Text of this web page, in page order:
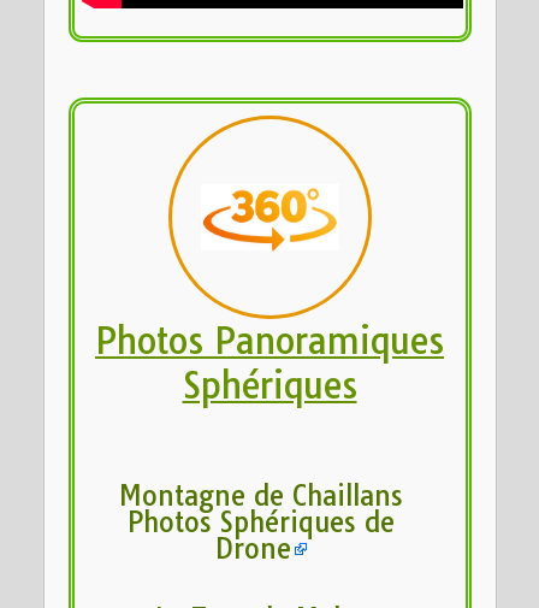
Photos Panoramiques
Sphériques
Montagne de Chaillans
Photos Sphériques de
Drone